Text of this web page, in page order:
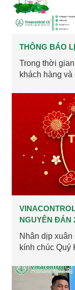
THÔNG BÁO
Trong thời
khách hàng và
NGUYÊN ĐÁN
Nhân dịp
kính chúc Quý